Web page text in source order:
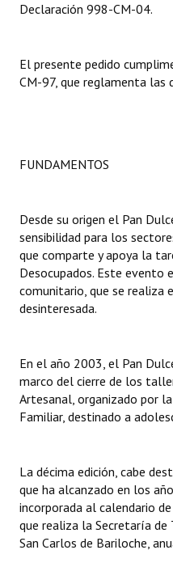
Dictámenes Asesoría
Ejecución Presupuestaria
NORMATIVA
Comunicaciones
Declaraciones
Resoluciones de Presidencia
INSTITUCIONAL
Noticias Destacadas
Registros y Distinciones
Datos Históricos
Declaración 998-CM-04.
El presente pedido
CM-97, que reglamenta las
FUNDAMENTOS
Desde su origen el Pan
sensibilidad para los
que comparte y apoya la
Desocupados. Este evento
comunitario, que se realiza
desinteresada.
En el año 2003, el Pan
marco del cierre de los
Artesanal, organizado por
Familiar, destinado a
La décima edición, cabe
que ha alcanzado en los
incorporada al calendario
que realiza la Secretaría de
San Carlos de Bariloche,